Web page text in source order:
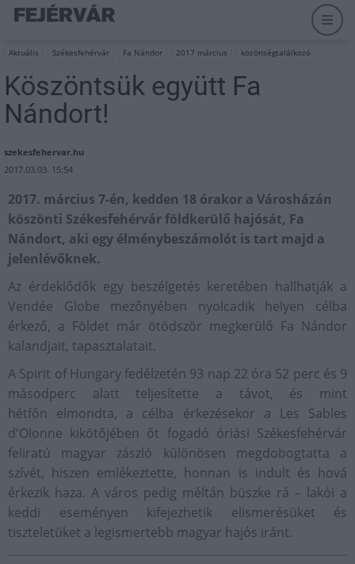
Aktuális Székesfehérvár Fa Nándor 2017 március közönségtalálkozó
Köszöntsük együtt Fa
Nándort!
szekesfehervar.hu
2017.03.03. 15:54
2017. március 7-én, kedden 18 órakor a Városházán
köszönti Székesfehérvár földkerülő hajósát, Fa
Nándort, aki egy élménybeszámolót is tart majd a
jelenlévőknek.
Az érdeklődők egy beszélgetés keretében hallhatják a
Vendée Globe mezőnyében nyolcadik helyen célba
érkező, a Földet már ötödször megkerülő Fa Nándor
kalandjait, tapasztalatait.
A Spirit of Hungary fedélzetén 93 nap 22 óra 52 perc és 9
másodperc alatt teljesítette a távot, és mint
hétfőn elmondta, a célba érkezésekor a Les Sables
d'Olonne kikötőjében őt fogadó óriási Székesfehérvár
feliratú magyar zászló különösen megdobogtatta a
szívét, hiszen emlékeztette, honnan is indult és hová
érkezik haza. A város pedig méltán büszke rá – lakói a
keddi eseményen kifejezhetik elismerésüket és
tiszteletüket a legismertebb magyar hajós iránt.